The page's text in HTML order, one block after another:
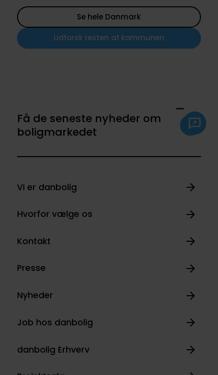
Se hele Danmark
Udforsk resten af kommunen
Få de seneste nyheder om
boligmarkedet
Vi er danbolig
Hvorfor vælge os
Kontakt
Presse
Nyheder
Job hos danbolig
danbolig Erhverv